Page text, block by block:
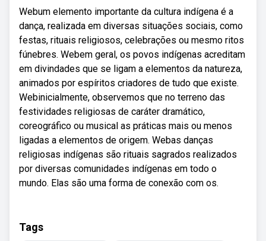
Webum elemento importante da cultura indígena é a
dança, realizada em diversas situações sociais, como
festas, rituais religiosos, celebrações ou mesmo ritos
fúnebres. Webem geral, os povos indígenas acreditam
em divindades que se ligam a elementos da natureza,
animados por espíritos criadores de tudo que existe.
Webinicialmente, observemos que no terreno das
festividades religiosas de caráter dramático,
coreográfico ou musical as práticas mais ou menos
ligadas a elementos de origem. Webas danças
religiosas indígenas são rituais sagrados realizados
por diversas comunidades indígenas em todo o
mundo. Elas são uma forma de conexão com os.
Tags